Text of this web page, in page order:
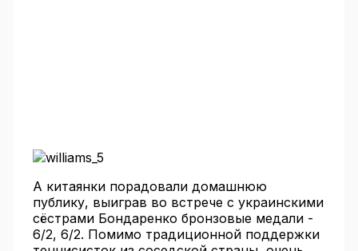
А китаянки порадовали домашнюю
публику, выиграв во встрече с украинскими
сёстрами Бондаренко бронзовые медали -
6/2, 6/2. Помимо традиционной поддержки